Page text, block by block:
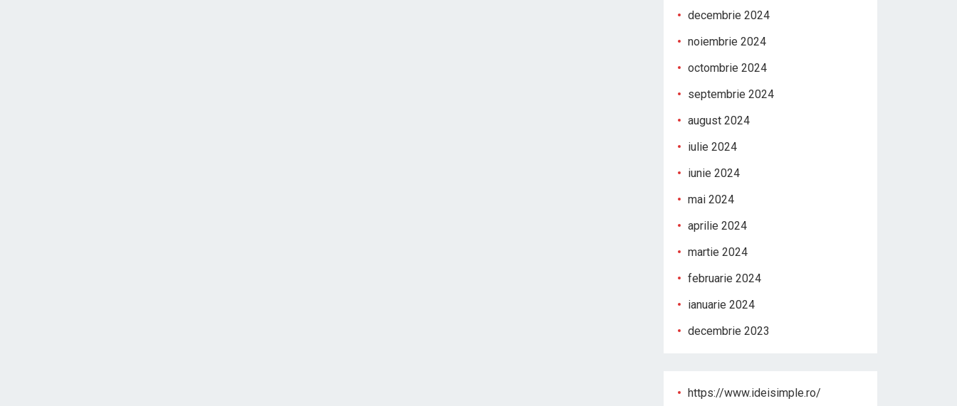
decembrie 2024
noiembrie 2024
octombrie 2024
septembrie 2024
august 2024
iulie 2024
iunie 2024
mai 2024
aprilie 2024
martie 2024
februarie 2024
ianuarie 2024
decembrie 2023
https://www.ideisimple.ro/